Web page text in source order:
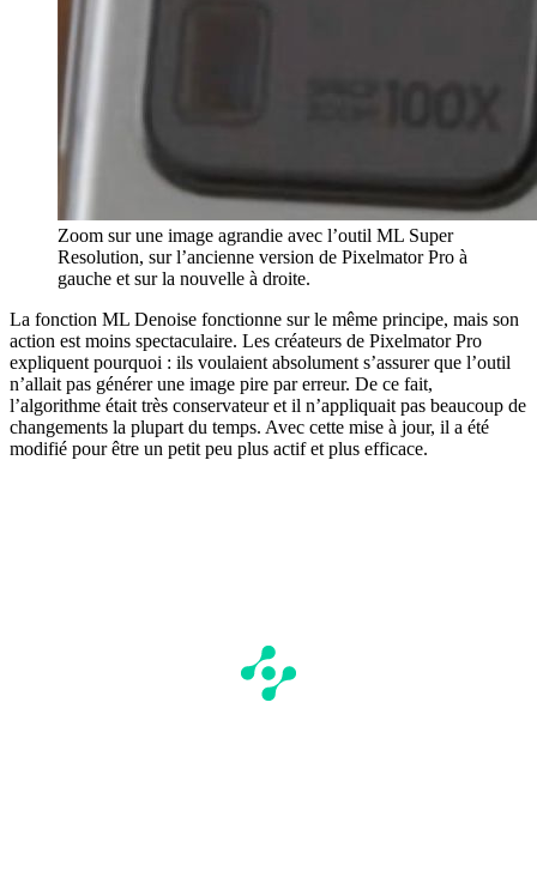
Zoom sur une image agrandie avec l’outil ML Super
Resolution, sur l’ancienne version de Pixelmator Pro à
gauche et sur la nouvelle à droite.
La fonction ML Denoise fonctionne sur le même principe, mais son
action est moins spectaculaire. Les créateurs de Pixelmator Pro
expliquent pourquoi : ils voulaient absolument s’assurer que l’outil
n’allait pas générer une image pire par erreur. De ce fait,
l’algorithme était très conservateur et il n’appliquait pas beaucoup de
changements la plupart du temps. Avec cette mise à jour, il a été
modifié pour être un petit peu plus actif et plus efficace.